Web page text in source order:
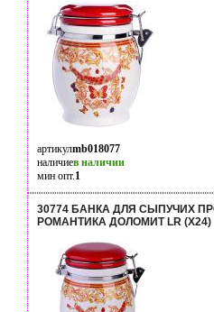
артикулmb018077
наличиев наличии
мин опт.1
30774 БАНКА ДЛЯ СЫПУЧИХ
РОМАНТИКА ДОЛОМИТ LR (Х24)